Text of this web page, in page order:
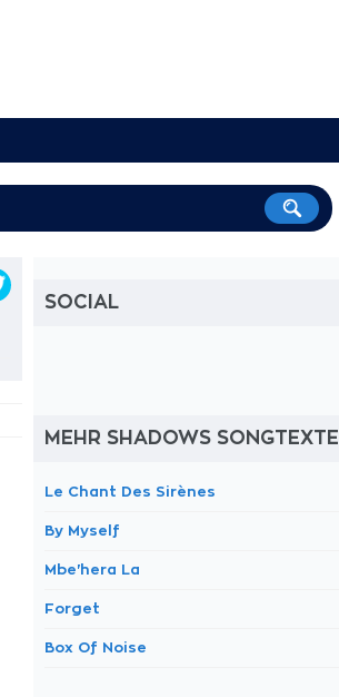
SOCIAL
MEHR SHADOWS SONGTEXTE
Le Chant Des Sirènes
By Myself
Mbe'hera La
Forget
Box Of Noise